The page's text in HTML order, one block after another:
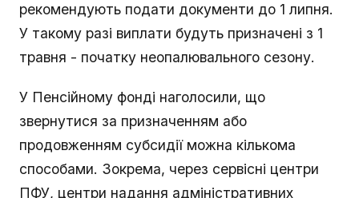
рекомендують подати документи до 1 липня.
У такому разі виплати будуть призначені з 1
травня - початку неопалювального сезону.
У Пенсійному фонді наголосили, що
звернутися за призначенням або
продовженням субсидії можна кількома
способами. Зокрема, через сервісні центри
ПФУ, центри надання адміністративних